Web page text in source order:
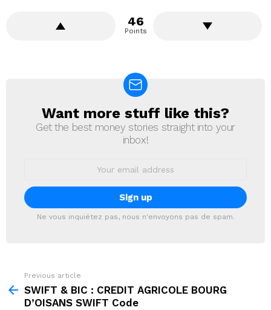
46
Points
NEWSLETTER
Want more stuff like this?
Get the best money stories straight into your
inbox!
Ne vous inquiétez pas, nous n'envoyons pas de spam.
more
Previous article
SWIFT & BIC : CREDIT AGRICOLE BOURG
D’OISANS SWIFT Code